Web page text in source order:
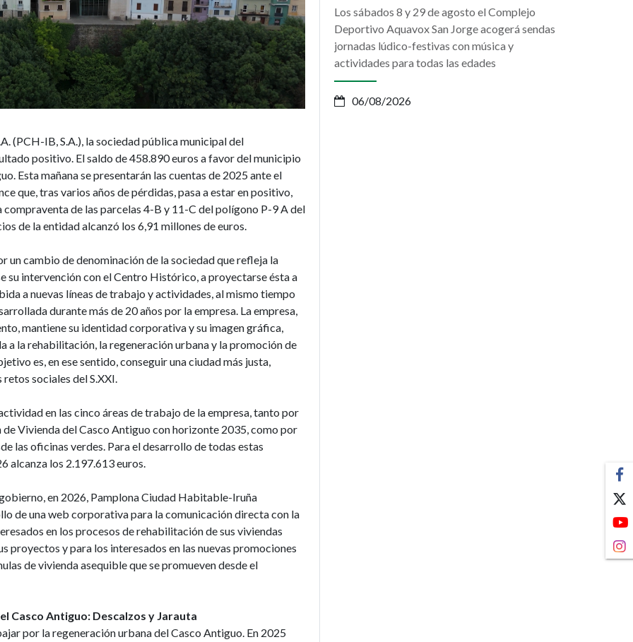
(PCH-IB, S.A.), la sociedad pública municipal del
positivo. El saldo de 458.890 euros a favor del municipio
Esta mañana se presentarán las cuentas de 2025 ante el
que, tras varios años de pérdidas, pasa a estar en positivo,
de las parcelas 4-B y 11-C del polígono P-9 A del
de la entidad alcanzó los 6,91 millones de euros.
un cambio de denominación de la sociedad que refleja la
intervención con el Centro Histórico, a proyectarse ésta a
a nuevas líneas de trabajo y actividades, al mismo tiempo
durante más de 20 años por la empresa. La empresa,
mantiene su identidad corporativa y su imagen gráfica,
a la rehabilitación, la regeneración urbana y la promoción de
es, en ese sentido, conseguir una ciudad más justa,
sociales del S.XXI.
en las cinco áreas de trabajo de la empresa, tanto por
Vivienda del Casco Antiguo con horizonte 2035, como por
las oficinas verdes. Para el desarrollo de todas estas
alcanza los 2.197.613 euros.
en 2026, Pamplona Ciudad Habitable-Iruña
de una web corporativa para la comunicación directa con la
en los procesos de rehabilitación de sus viviendas
proyectos y para los interesados en las nuevas promociones
de vivienda asequible que se promueven desde el
Casco Antiguo: Descalzos y Jarauta
por la regeneración urbana del Casco Antiguo. En 2025
Los sábados 8 y 29 de agosto el Complejo
Deportivo Aquavox San Jorge acogerá sendas
jornadas lúdico-festivas con música y
actividades para todas las edades
06/08/2026